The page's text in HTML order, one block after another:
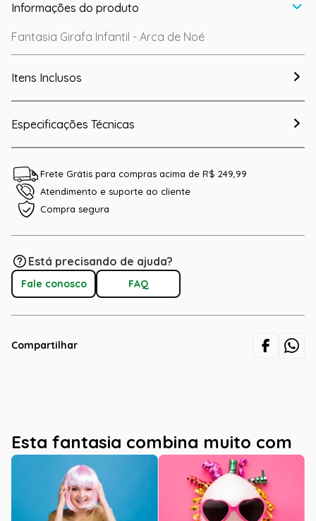
Informações do produto
Fantasia Girafa Infantil - Arca de Noé
Itens Inclusos
Especificações Técnicas
Frete Grátis para compras acima de R$ 249,99
Atendimento e suporte ao cliente
Compra segura
Está precisando de ajuda?
Fale conosco FAQ
Compartilhar
Esta fantasia combina muito com